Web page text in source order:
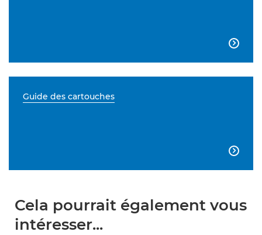

Guide des cartouches

Cela pourrait également vous
intéresser...